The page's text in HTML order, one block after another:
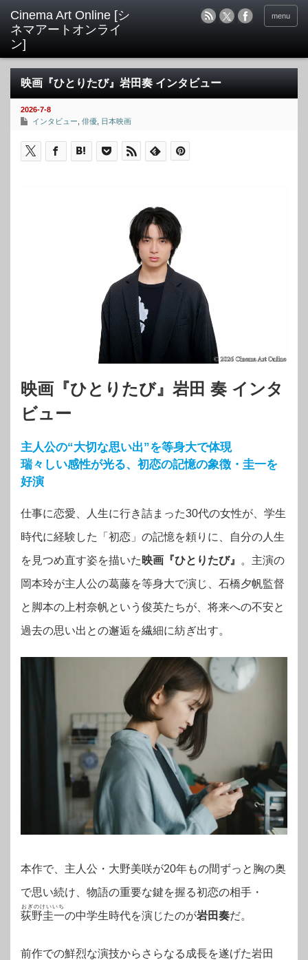
menu
映画『ひとりたび』岩田奏 インタビュー
2026-7-8
インタビュー 俳優 日本映画
映画『ひとりたび』岩田 奏 インタ
ビュー
主人公の“大切な思い出”を等身大で体現
瑞々しい感性が光る、初恋の記憶の象徴・圭一を
好演
仕事に恋愛、人生に行き詰まった30代の女性が、学生
時代に経験した「初恋」の記憶を頼りに、自分の人生
を見つめ直す姿を描いた 映画『ひとりたび』
。主演の
岡本玲が主人公の葛藤を等身大で演じ、石橋夕帆監督
と脚本の上村奈帆という俊英たちが、将来への不安と
過去の思い出との邂逅を繊細に紡ぎ出す。
本作で、主人公・大野美咲が20年もの間ずっと胸の奥
で思い続け、物語の重要な鍵を握る初恋の相手・
荻野圭一
おぎのけいいち
の中学生時代を演じたのが岩田奏だ。
前作での鮮烈な演技からさらなる成長を遂げた岩田